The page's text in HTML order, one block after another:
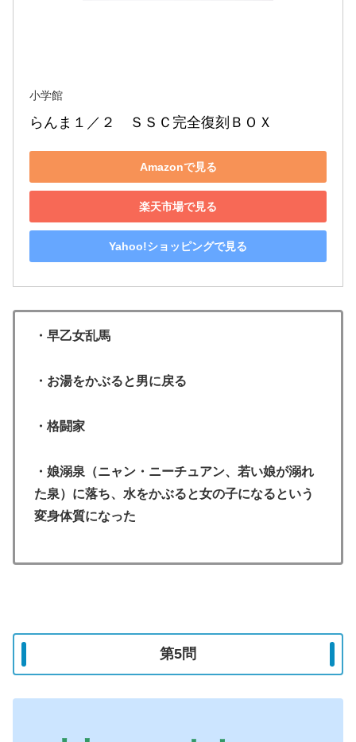
小学館
らんま１／２　ＳＳＣ完全復刻ＢＯＸ
Amazonで見る
楽天市場で見る
Yahoo!ショッピングで見る
・早乙女乱馬
・お湯をかぶると男に戻る
・格闘家
・娘溺泉（ニャン・ニーチュアン、若い娘が溺れ
た泉）に落ち、水をかぶると女の子になるという
変身体質になった
第5問